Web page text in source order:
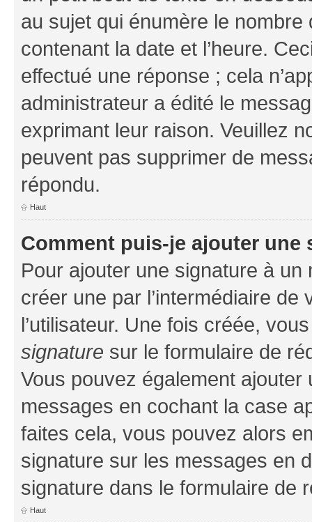
au sujet qui énumère le nombre
contenant la date et l’heure.
effectué une réponse ; cela
administrateur a édité le
exprimant leur raison. Veuillez
peuvent pas supprimer de
répondu.
Haut
Comment puis-je ajouter une
Pour ajouter une signature à un
créer une par l’intermédiaire
l’utilisateur. Une fois créée,
signature sur le formulaire de
Vous pouvez également
messages en cochant la case
faites cela, vous pouvez alors
signature sur les messages en
signature dans le formulaire de
Haut